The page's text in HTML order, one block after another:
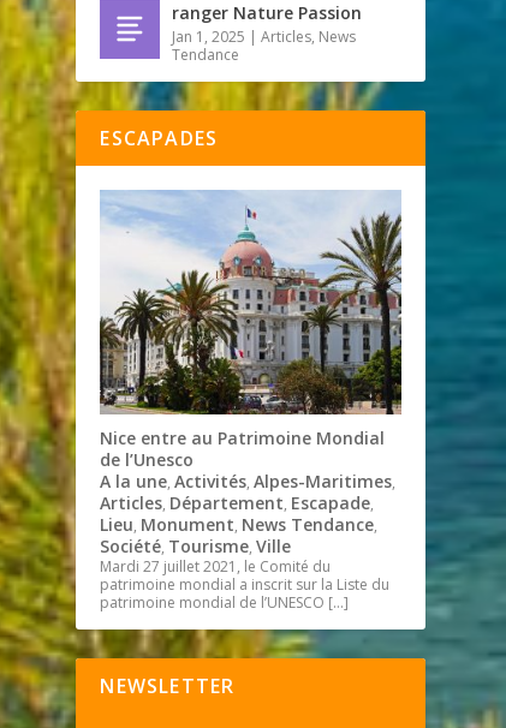
ranger Nature Passion
Jan 1, 2025 |Articles, News
Tendance
ESCAPADES
Nice entre au Patrimoine Mondial
de l’Unesco
A la une,Activités,Alpes-Maritimes,
Articles, Département, Escapade,
Lieu, Monument, News Tendance,
Société, Tourisme,Ville
Mardi 27 juillet 2021, le Comité du
patrimoine mondial a inscrit sur la Liste du
patrimoine mondial de l’UNESCO […]
NEWSLETTER